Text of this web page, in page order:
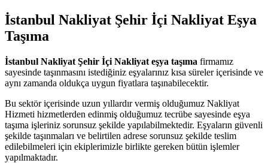
İstanbul Nakliyat Şehir İçi Nakliyat Eşya
Taşıma
İstanbul Nakliyat Şehir İçi Nakliyat eşya taşıma firmamız
sayesinde taşınmasını istediğiniz eşyalarınız kısa süreler içerisinde ve
aynı zamanda oldukça uygun fiyatlara taşınabilecektir.
Bu sektör içerisinde uzun yıllardır vermiş olduğumuz Nakliyat
Hizmeti hizmetlerden edinmiş olduğumuz tecrübe sayesinde eşya
taşıma işleriniz sorunsuz şekilde yapılabilmektedir. Eşyaların güvenli
şekilde taşınmaları ve belirtilen adrese sorunsuz şekilde teslim
edilebilmeleri için ekiplerimizle birlikte gereken bütün işlemler
yapılmaktadır.